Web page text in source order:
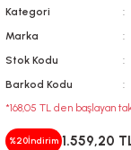
Kategori
Marka
Stok Kodu
Barkod Kodu
*168,05 TL den başlayan
%20İndirim 1.559,20